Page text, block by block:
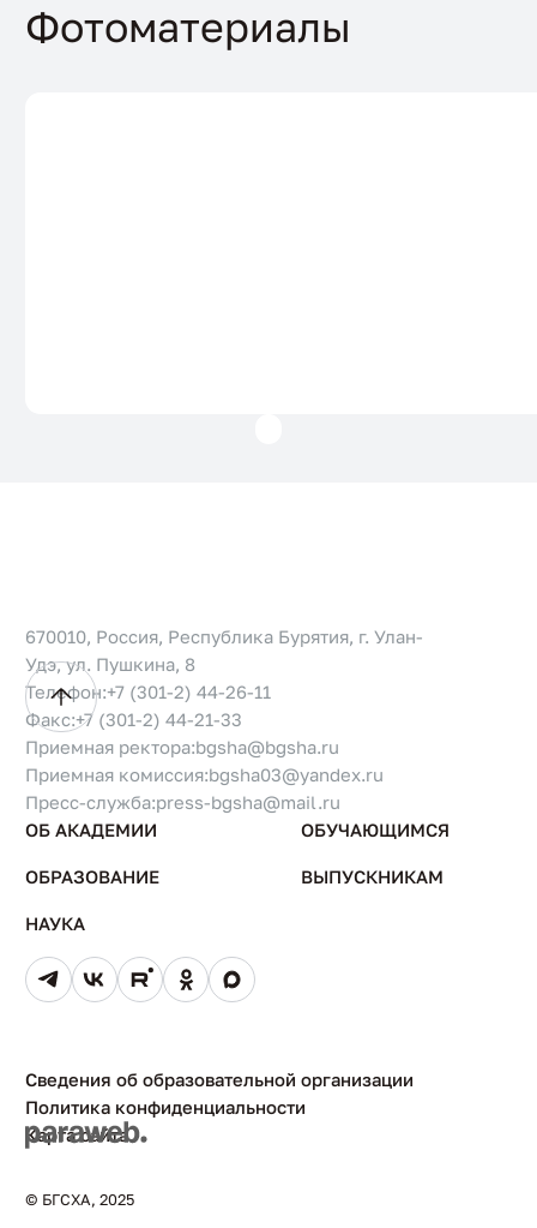
Фотоматериалы
670010, Россия, Республика Бурятия, г. Улан-
Удэ, ул. Пушкина, 8
Телефон:+7 (301-2) 44-26-11
Факс:+7 (301-2) 44-21-33
Приемная ректора:bgsha@bgsha.ru
Приемная комиссия:bgsha03@yandex.ru
Пресс-служба:press-bgsha@mail.ru
ОБ АКАДЕМИИ
ОБРАЗОВАНИЕ
НАУКА
ОБУЧАЮЩИМСЯ
ВЫПУСКНИКАМ
© БГСХА, 2025
Сведения об образовательной организации
Политика конфиденциальности
Карта сайта